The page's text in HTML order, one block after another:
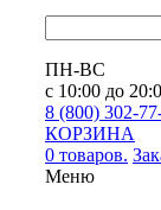
ПН-ВС
с 10:00 до
8 (800) 302-
КОРЗИНА
0 товаров.
Меню